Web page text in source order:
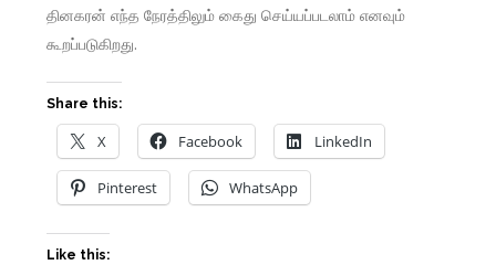
தினகரன் எந்த நேரத்திலும் கைது செய்யப்படலாம் எனவும்
கூறப்படுகிறது.
Share this:
X Facebook LinkedIn
Pinterest WhatsApp
Like this: